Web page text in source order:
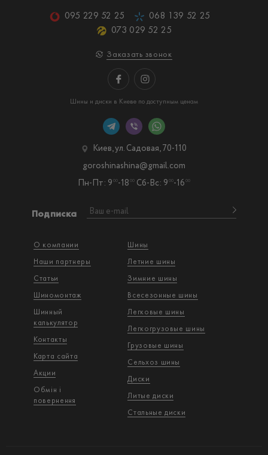
095 229 52 25
068 139 52 25
073 029 52 25
Заказать звонок
Шины и диски в Киеве по доступным ценам
О компании
Наши партнеры
Статьи
Шиномонтаж
Шинный
калькулятор
Контакты
Карта сайта
Акции
Обмін і
повернення
Шины
Летние шины
Зимние шины
Всесезонные шины
Легковые шины
Легкогрузовые шины
Грузовые шины
Сельхоз шины
Диски
Литые диски
Стальные диски
Подписка
Киев, ул. Садовая, 70-110
Пн-Пт: 9 00-18 00 Сб-Вс: 9 00-16 00
goroshinashina@gmail.com